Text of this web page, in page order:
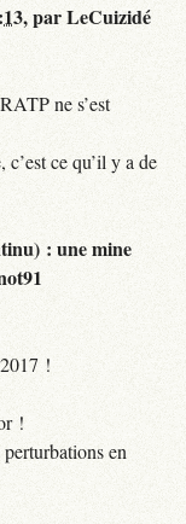
,parLeCuizidé
ne s’est
ce qu’il y a de
: une mine
!
!
en